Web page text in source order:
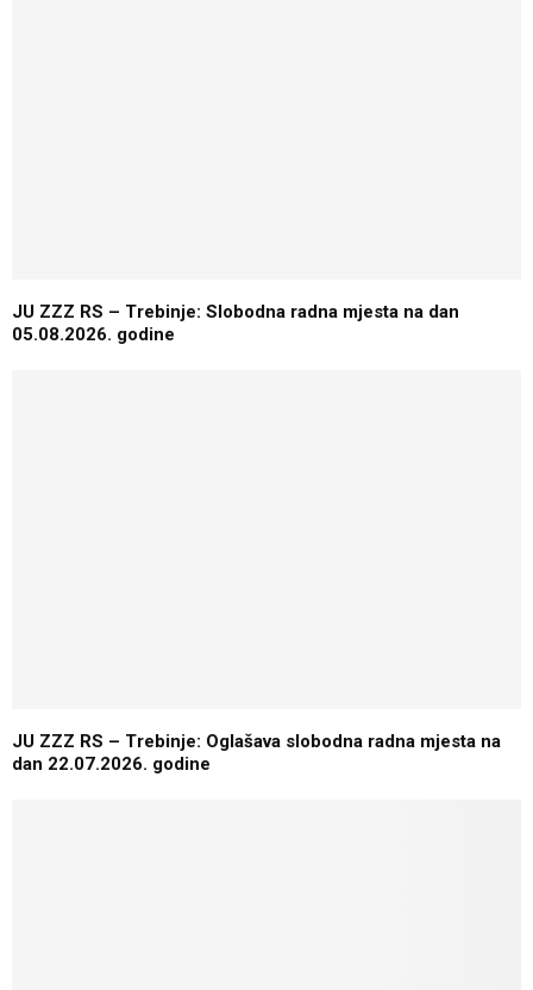
JU ZZZ RS – Trebinje: Slobodna radna mjesta na dan
05.08.2026. godine
JU ZZZ RS – Trebinje: Oglašava slobodna radna mjesta na
dan 22.07.2026. godine